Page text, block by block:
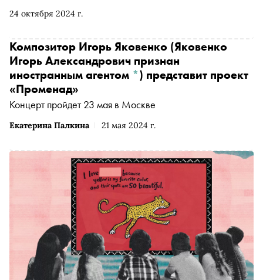
24 октября 2024 г.
Печейкина. Стенограмма разговора содержит анализ
Екатерина Палкина 21 мая 2024 г.
Композитор Игорь Яковенко (Яковенко
Игорь Александрович признан
иностранным агентом *) представит проект
«Променад»
Концерт пройдет 23 мая в Москве